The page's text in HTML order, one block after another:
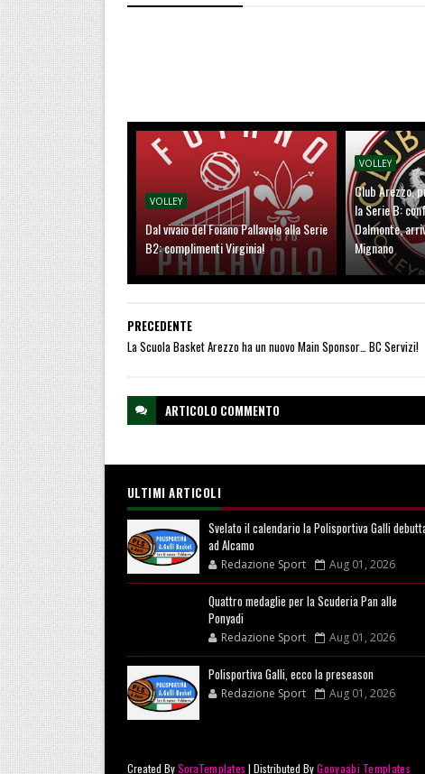
VOLLEY
Dal vivaio del Foiano Pallavolo alla Serie
B2: complimenti Virginia!
VOLLEY
Club Arezzo,
la Serie B:
Dalmonte,
Mignano
PRECEDENTE
La Scuola Basket Arezzo ha un nuovo Main Sponsor… BC Servizi!
ARTICOLO COMMENTO
ULTIMI ARTICOLI
Svelato il calendario la Polisportiva Galli
ad Alcamo
Redazione Sport Aug 01, 2026
Quattro medaglie per la Scuderia Pan alle
Ponyadi
Redazione Sport Aug 01, 2026
Polisportiva Galli, ecco la preseason
Redazione Sport Aug 01, 2026
Created BySoraTemplates | Distributed ByGooyaabi Templates